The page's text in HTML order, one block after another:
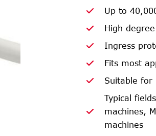
Up to
High
Ingress
Fits most
Suitable for
Typical
machines,
machines